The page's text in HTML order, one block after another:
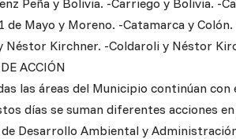
Peña y Bolivia. -Carriego y Bolivia. -
de Mayo y Moreno. -Catamarca y
Néstor Kirchner. -Coldaroli y Néstor
ACCIÓN
las áreas del Municipio continúan
días se suman diferentes acciones
de Desarrollo Ambiental y